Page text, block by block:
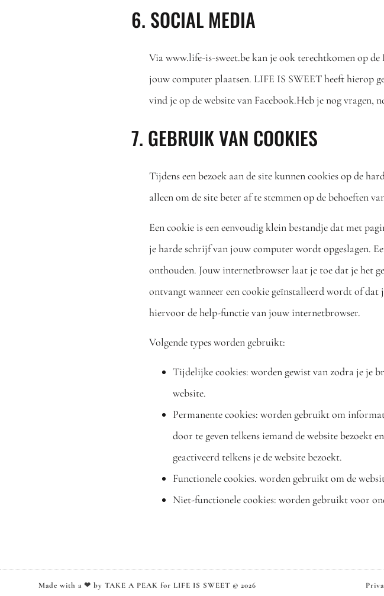
6. SOCIAL MEDIA
Via www.life-is-sweet.be kan je ook terechtkomen op
jouw computer plaatsen. LIFE IS SWEET heeft hierop
vind je op de website van Facebook.Heb je nog vragen,
7. GEBRUIK VAN COOKIES
Tijdens een bezoek aan de site kunnen cookies op de
alleen om de site beter af te stemmen op de behoeften
Een cookie is een eenvoudig klein bestandje dat met
je harde schrijf van jouw computer wordt opgeslagen.
onthouden. Jouw internetbrowser laat je toe dat je het
ontvangt wanneer een cookie geïnstalleerd wordt of
hiervoor de help-functie van jouw internetbrowser.
Volgende types worden gebruikt:
Tijdelijke cookies: worden gewist van zodra je je
website.
Permanente cookies: worden gebruikt om
door te geven telkens iemand de website bezoekt
geactiveerd telkens je de website bezoekt.
Functionele cookies. worden gebruikt om de
Niet-functionele cookies: worden gebruikt voor
Made with a ❤ by TAKE A PEAK for LIFE IS SWEET © 2026